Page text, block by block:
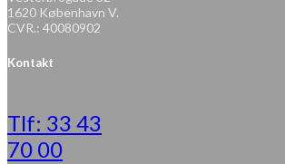
1620 København V.
CVR.: 40080902
Kontakt
Tlf: 33 43
70 00